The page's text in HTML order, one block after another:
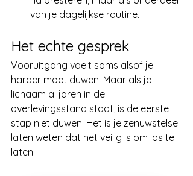
van je dagelijkse routine.
Het echte gesprek
Vooruitgang voelt soms alsof je
harder moet duwen. Maar als je
lichaam al jaren in de
overlevingsstand staat, is de eerste
stap niet duwen. Het is je zenuwstelsel
laten weten dat het veilig is om los te
laten.